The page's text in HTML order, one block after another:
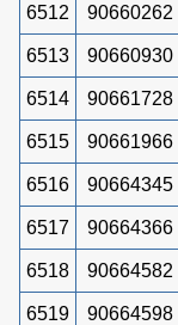
6512 90660262
6513 90660930
6514 90661728
6515 90661966
6516 90664345
6517 90664366
6518 90664582
6519 90664598